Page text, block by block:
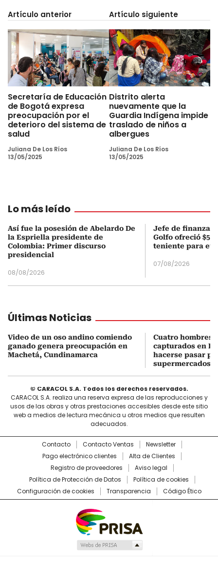
Artículo anterior
Secretaría de Educación
de Bogotá expresa
preocupación por el
deterioro del sistema de
salud
Juliana De Los Ríos
13/05/2025
Artículo siguiente
Distrito alerta
nuevamente que la
Guardia Indígena impide
traslado de niños a
albergues
Juliana De Los Ríos
13/05/2025
Lo más leído
Así fue la posesión de Abelardo De
la Espriella presidente de
Colombia: Primer discurso
presidencial
08/08/2026
Jefe de finanzas
Golfo ofreció
teniente para
07/08/2026
Últimas Noticias
Video de un oso andino comiendo
ganado genera preocupación en
Machetá, Cundinamarca
Cuatro hombres
capturados en
hacerse pasar
supermercados
© CARACOL S.A. Todos los derechos reservados.
CARACOL S.A. realiza una reserva expresa de las reproducciones y
usos de las obras y otras prestaciones accesibles desde este sitio
web a medios de lectura mecánica u otros medios que resulten
adecuados.
Contacto Contacto Ventas
Newsletter
Pago electrónico clientes
Alta de Clientes
Registro de proveedores
Aviso legal
Política de Protección de Datos
Política de cookies
Configuración de cookies
Transparencia Código Ético